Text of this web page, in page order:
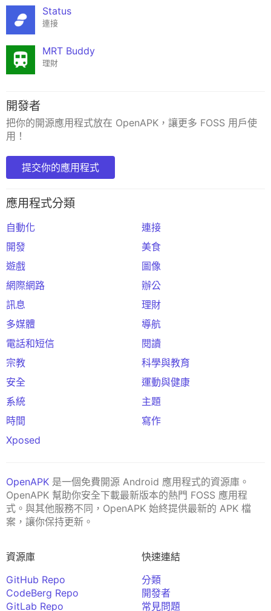
Status
連接
MRT Buddy
理財
開發者
把你的開源應用程式放在 OpenAPK，讓更多 FOSS 用戶使
用！
提交你的應用程式
應用程式分類
自動化
連接
開發
美食
遊戲
圖像
網際網路
辦公
訊息
理財
多媒體
導航
電話和短信
閱讀
宗教
科學與教育
安全
運動與健康
系統
主題
時間
寫作
Xposed
OpenAPK 是一個免費開源 Android 應用程式的資源庫。
OpenAPK 幫助你安全下載最新版本的熱門 FOSS 應用程
式。與其他服務不同，OpenAPK 始終提供最新的 APK 檔
案，讓你保持更新。
資源庫
GitHub Repo
CodeBerg Repo
GitLab Repo
快速連結
分類
開發者
常見問題